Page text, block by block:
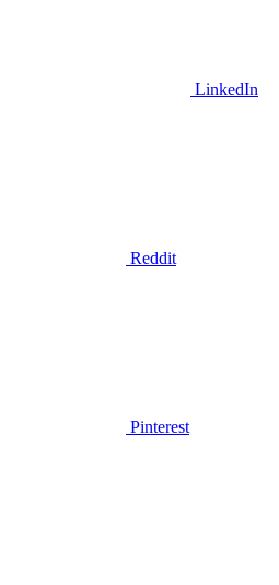
LinkedIn
Reddit
Pinterest